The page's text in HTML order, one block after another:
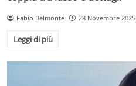
Fabio Belmonte 28 Novembre 2025
Leggi di più